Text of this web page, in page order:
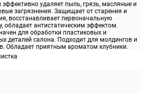
эффективно удаляет пыль, грязь, масляные и
загрязнения. Защищает от старения и
восстанавливает первоначальную
обладает антистатическим эффектом.
для обработки пластиковых и
деталей салона. Подходит для молдингов и
Обладает приятным ароматом клубники.